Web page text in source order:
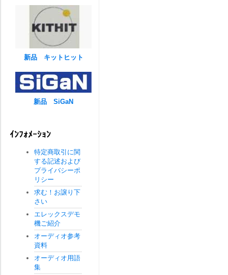
新品 キットヒット
新品 SiGaN
ｲﾝﾌｫﾒｰｼｮﾝ
特定商取引に関
する記述および
プライバシーポ
リシー
求む！お譲り下
さい
エレックスデモ
機ご紹介
オーディオ参考
資料
オーディオ用語
集